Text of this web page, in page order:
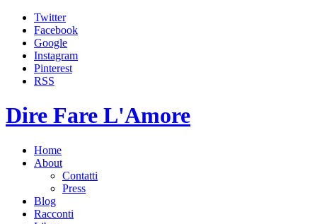
Twitter
Facebook
Google
Instagram
Pinterest
RSS
Dire Fare L'Amore
Home
About
Contatti
Press
Blog
Racconti